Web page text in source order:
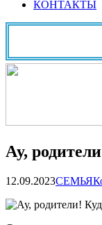
КОНТАКТЫ
Ау,
12.09.2023СЕМЬЯ